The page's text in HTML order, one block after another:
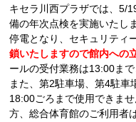
キセラ川西プラザでは、5/
備の年次点検を実施いたし
停電となり、セキュリティ
鎖いたしますので館内への
ールの受付業務は13:00ま
また、第2駐車場、第4駐車
18:00ごろまで使用できま
方、総合体育館のご利用者